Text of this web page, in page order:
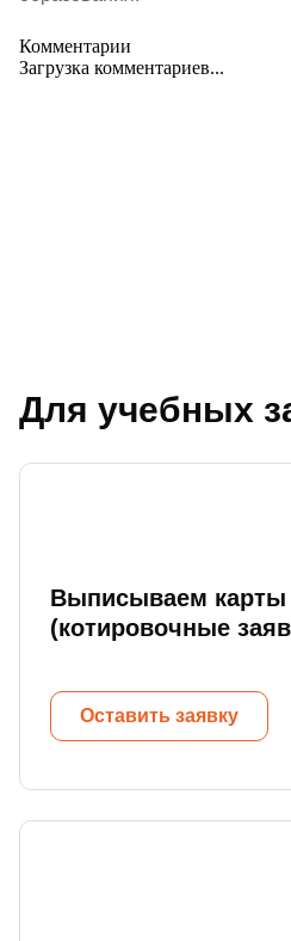
Комментарии
Загрузка комментариев...
Для учебных
Выписываем
(котировочные
Оставить заявку